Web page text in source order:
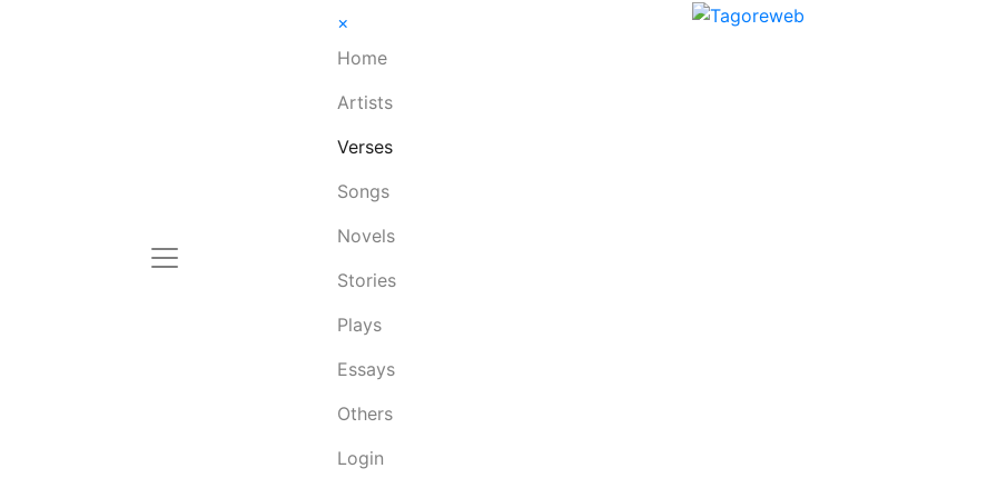
×
Home
Artists
Verses
Songs
Novels
Stories
Plays
Essays
Others
Login